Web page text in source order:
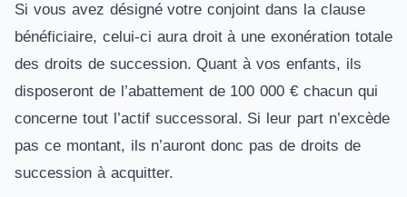
Si vous avez désigné votre conjoint dans la clause
bénéficiaire, celui-ci aura droit à une exonération totale
des droits de succession. Quant à vos enfants, ils
disposeront de l’abattement de 100 000 € chacun qui
concerne tout l’actif successoral. Si leur part n’excède
pas ce montant, ils n’auront donc pas de droits de
succession à acquitter.